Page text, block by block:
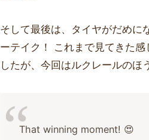
そして最後は、タイヤがだめに
ーテイク！ これまで見てきた
したが、今回はルクレールのほ
That winning moment! 😍